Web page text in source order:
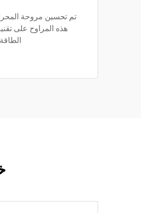
تم تحسين مروحة
هذه المراوح على